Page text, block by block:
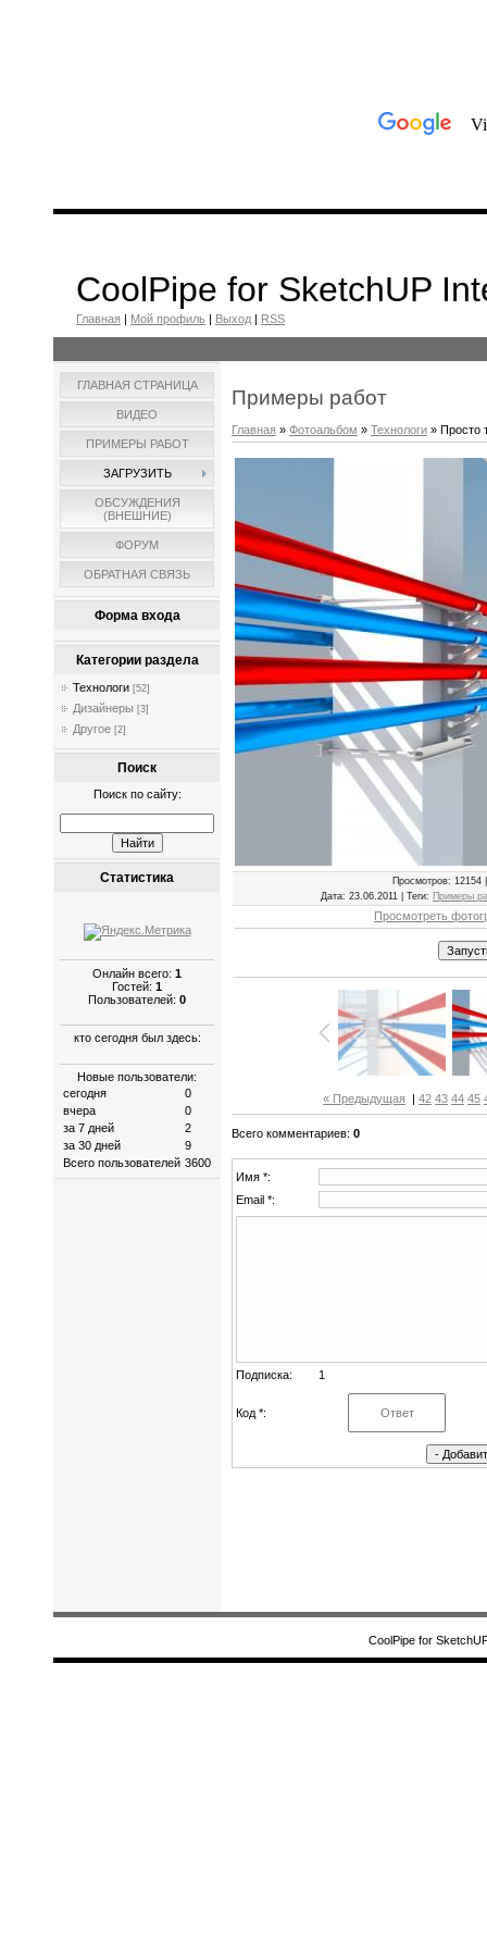
CoolPipe for SketchUP
Главная | Мой профиль | Выход | RSS
ГЛАВНАЯ СТРАНИЦА
ВИДЕО
ПРИМЕРЫ РАБОТ
ЗАГРУЗИТЬ
ОБСУЖДЕНИЯ
(ВНЕШНИЕ)
ФОРУМ
ОБРАТНАЯ СВЯЗЬ
Форма входа
Категории раздела
Технологи [52]
Дизайнеры [3]
Другое [2]
Поиск
Поиск по сайту:
Статистика
Онлайн всего: 1
Гостей: 1
Пользователей: 0
кто сегодня был здесь:
Новые пользователи:
сегодня
0
вчера
0
за 7 дней
2
за 30 дней
9
Всего пользователей 3600
Примеры работ
Главная » Фотоальбом » Технологи » Просто
Просмотров: 12154
Дата: 23.06.2011 | Теги: Примеры
Просмотреть
« Предыдущая | 42 43 44 45
Всего комментариев: 0
Имя *:
Email *:
Подписка: 1
Код *:
CoolPipe for